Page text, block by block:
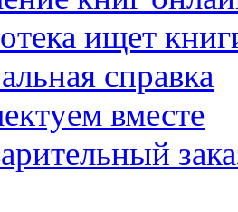
ищет
справка
вместе